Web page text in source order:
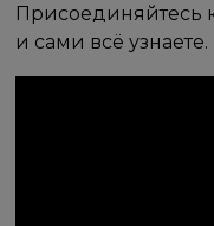
Присоединяйтесь
и сами всё узнаете.